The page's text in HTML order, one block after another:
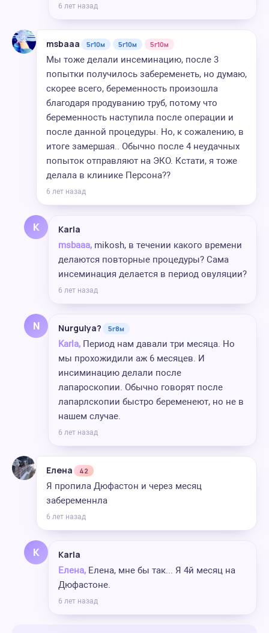
6 лет назад
msbaaa 5г10м 5г10м 5г10м
Мы тоже делали инсеминацию, после 3
попытки получилось забеременеть, но думаю,
скорее всего, беременность произошла
благодаря продуванию труб, потому что
беременность наступила после операции и
после данной процедуры. Но, к сожалению, в
итоге замершая.. Обычно после 4 неудачных
попыток отправляют на ЭКО. Кстати, я тоже
делала в клинике Персона??
6 лет назад
K Karla
msbaaa, mikosh, в течении какого времени
делаются повторные процедуры? Сама
инсеминация делается в период овуляции?
6 лет назад
N Nurgulya? 5г8м
Karla, Период нам давали три месяца. Но
мы прохожидили аж 6 месяцев. И
инсиминацию делали после
лапароскопии. Обычно говорят после
лапарлскопии быстро беременеют, но не в
нашем случае.
6 лет назад
Елена 42
Я пропила Дюфастон и через месяц
забеременнла
6 лет назад
K Karla
Елена, Елена, мне бы так... Я 4й месяц на
Дюфастоне.
6 лет назад